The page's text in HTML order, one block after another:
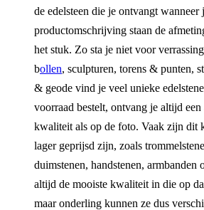
de edelsteen die je ontvangt wanneer
productomschrijving staan de
het stuk. Zo sta je niet voor
bollen, sculpturen, torens & punten,
& geode vind je veel unieke
voorraad bestelt, ontvang je altijd
kwaliteit als op de foto. Vaak zijn dit
lager geprijsd zijn, zoals
duimstenen, handstenen, armbanden
altijd de mooiste kwaliteit in die op
maar onderling kunnen ze dus